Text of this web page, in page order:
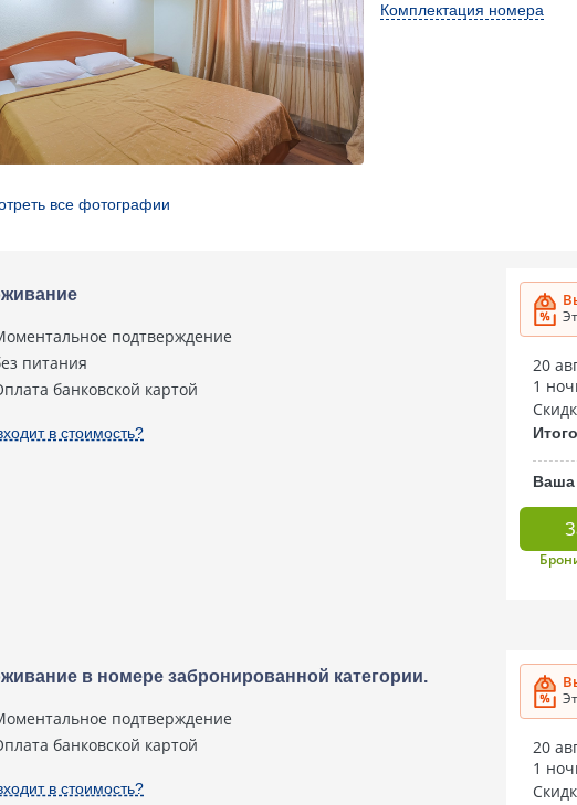
все фотографии
Комплектация номера
подтверждение
питания
банковской картой
в стоимость?
20
1
Итого
Ваша
в номере забронированной категории.
подтверждение
банковской картой
в стоимость?
20
1